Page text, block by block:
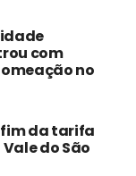
com
no
fim da tarifa
do São